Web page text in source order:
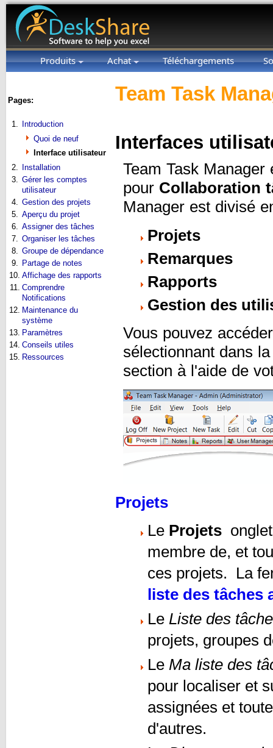
Produits Achat Téléchargements
Pages:
1.
Introduction
Quoi de neuf
Interface utilisateur
2.
Installation
3. Gérer les comptes
utilisateur
4. Gestion des projets
5. Aperçu du projet
6. Assigner des tâches
7. Organiser les tâches
8. Groupe de dépendance
9. Partage de notes
10. Affichage des rapports
11. Comprendre
Notifications
12. Maintenance du
système
13. Paramètres
14. Conseils utiles
15. Ressources
Team Task
Interfaces
Team Task
pour Collaboration
Manager est divisé
Projets
Remarques
Rapports
Gestion des
Vous pouvez
sélectionnant dans
section à l'aide de
Projets
Le Projets
membre de, et
ces projets. La
liste des tâches
Le Liste des
projets, groupes
Le Ma liste des
pour localiser et
assignées et
d'autres.